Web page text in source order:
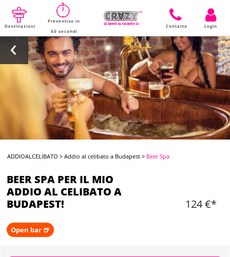
Destinazioni
Preventivo in
60 secondi
Contatto Login
ADDIOALCELIBATO >Addio al celibato a Budapest > Beer Spa
BEER SPA PER IL MIO
ADDIO AL CELIBATO A
BUDAPEST!
124 €*
Open bar 🍺